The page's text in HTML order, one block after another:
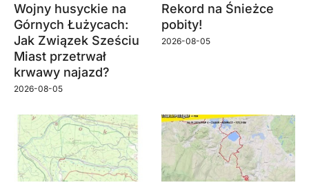
Wojny husyckie na
Górnych Łużycach:
Jak Związek Sześciu
Miast przetrwał
krwawy najazd?
2026-08-05
Rekord na Śnieżce
pobity!
2026-08-05